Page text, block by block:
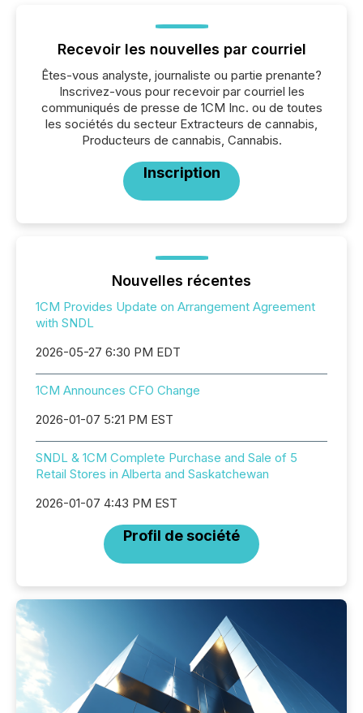
Recevoir les nouvelles par courriel
Êtes-vous analyste, journaliste ou partie prenante?
Inscrivez-vous pour recevoir par courriel les
communiqués de presse de 1CM Inc. ou de toutes
les sociétés du secteur Extracteurs de cannabis,
Producteurs de cannabis, Cannabis.
Inscription
Nouvelles récentes
1CM Provides Update on Arrangement Agreement
with SNDL
2026-05-27 6:30 PM EDT
1CM Announces CFO Change
2026-01-07 5:21 PM EST
SNDL & 1CM Complete Purchase and Sale of 5
Retail Stores in Alberta and Saskatchewan
2026-01-07 4:43 PM EST
Profil de société